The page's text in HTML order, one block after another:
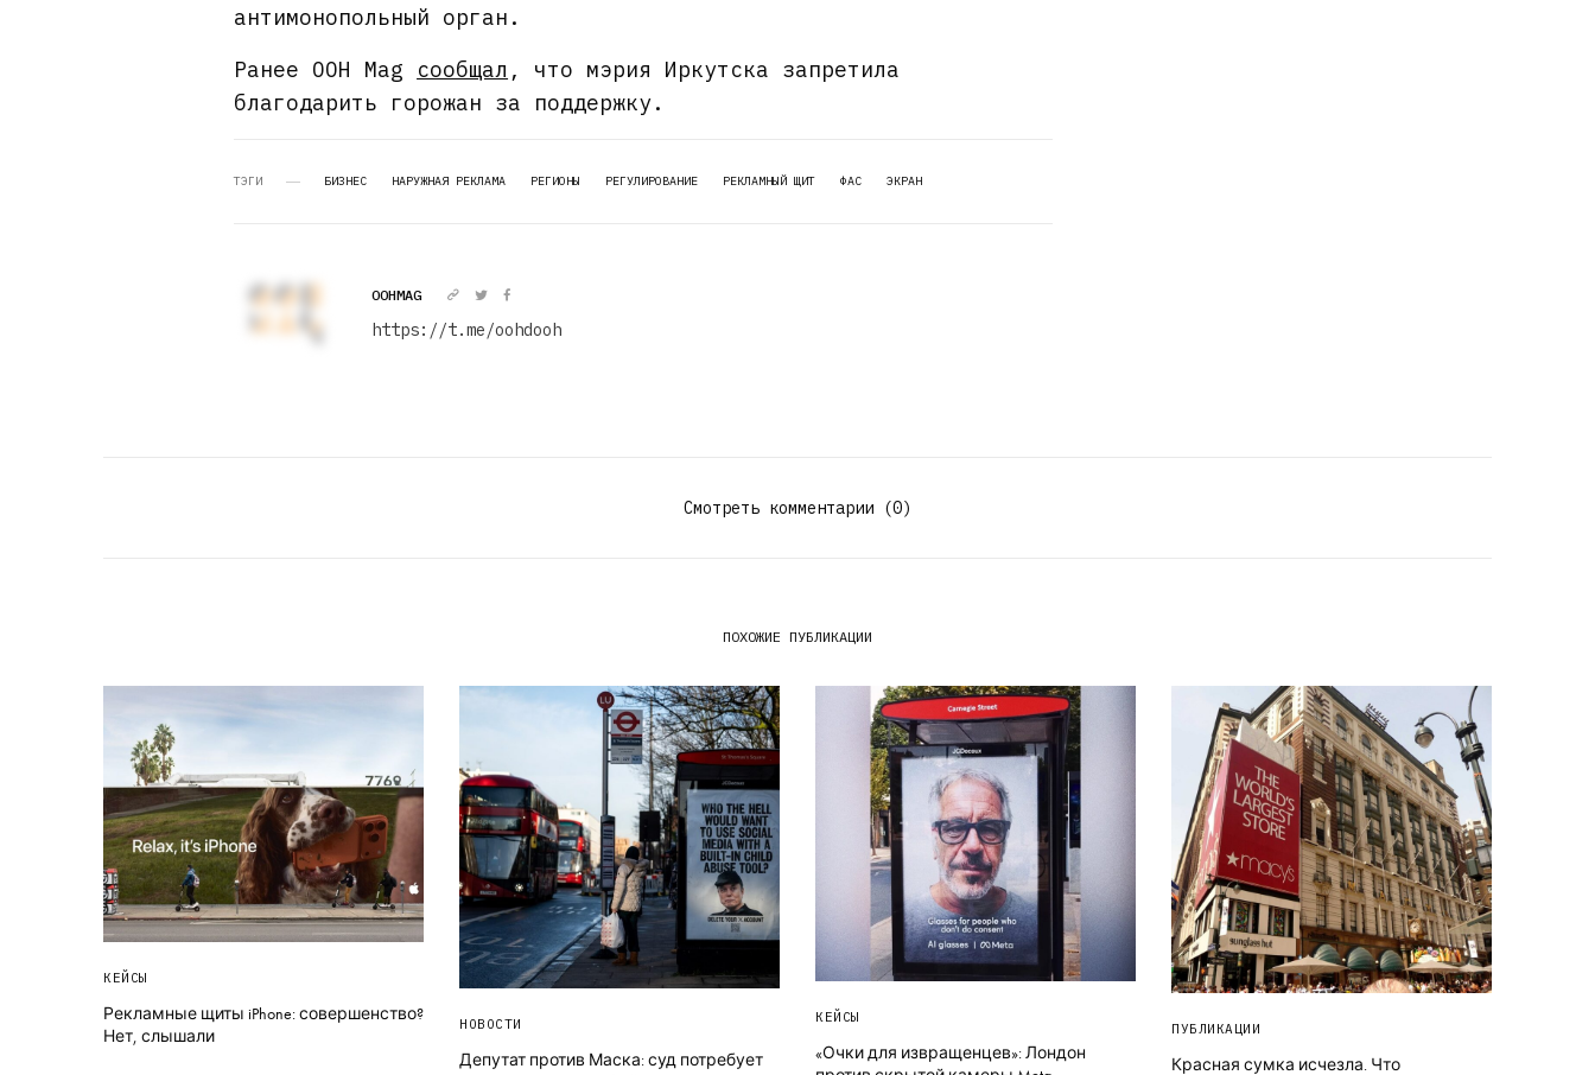
антимонопольный орган.
Ранее OOH Mag сообщал , что мэрия Иркутска запретила
благодарить горожан за поддержку.
ТЭГИ БИЗНЕС НАРУЖНАЯ РЕКЛАМА РЕГИОНЫ РЕГУЛИРОВАНИЕ РЕКЛАМНЫЙ ЩИТ ФАС ЭКРАН
OOHMAG
https://t.me/oohdooh
Смотреть комментарии (0)
ПОХОЖИЕ ПУБЛИКАЦИИ
КЕЙСЫ
Рекламные щиты iPhone: совершенство?
Нет, слышали
НОВОСТИ
Депутат против Маска: суд потребует
КЕЙСЫ
«Очки для извращенцев»: Лондон
ПУБЛИКАЦИИ
Красная сумка исчезла. Что